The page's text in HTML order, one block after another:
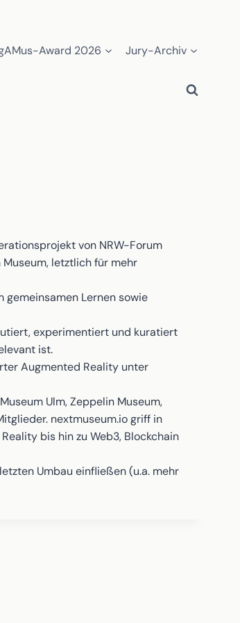
Award 2026 Jury-Archiv
von NRW-Forum
letztlich für mehr
Lernen sowie
experimentiert und kuratiert
ist.
Augmented Reality unter
Ulm, Zeppelin Museum,
nextmuseum.io griff in
bis hin zu Web3, Blockchain
Umbau einfließen (u.a. mehr